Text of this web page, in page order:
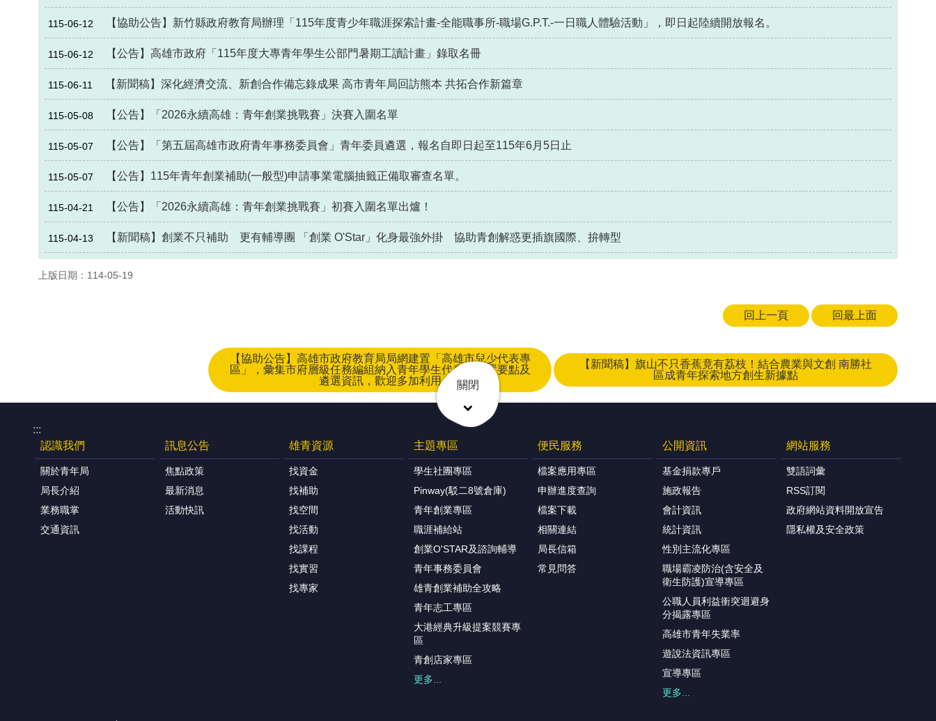
115-06-12 【協助公告】新竹縣政府教育局辦理「115年度青少年職涯探索計畫-全能職事所-職場G.P.T.-一日職人體驗活動」，即日起陸續開放報名。
115-06-12 【公告】高雄市政府「115年度大專青年學生公部門暑期工讀計畫」錄取名冊
115-06-11 【新聞稿】深化經濟交流、新創合作備忘錄成果 高市青年局回訪熊本 共拓合作新篇章
115-05-08 【公告】「2026永續高雄：青年創業挑戰賽」決賽入圍名單
115-05-07 【公告】「第五屆高雄市政府青年事務委員會」青年委員遴選，報名自即日起至115年6月5日止
115-05-07 【公告】115年青年創業補助(一般型)申請事業電腦抽籤正備取審查名單。
115-04-21 【公告】「2026永續高雄：青年創業挑戰賽」初賽入圍名單出爐！
115-04-13 【新聞稿】創業不只補助 更有輔導團 「創業 O'Star」化身最強外掛 協助青創解惑更插旗國際、拚轉型
上版日期：114-05-19
回上一頁 回最上面
【協助公告】高雄市政府教育局局網建置「高雄市兒少代表專
區」，彙集市府層級任務編組納入青年學生代表之設置要點及
遴選資訊，歡迎多加利用
【新聞稿】旗山不只香蕉竟有荔枝！結合農業與文創 南勝社
區成青年探索地方創生新據點
關閉
:::
認識我們
關於青年局
局長介紹
業務職掌
交通資訊
訊息公告
焦點政策
最新消息
活動快訊
雄青資源
找資金
找補助
找空間
找活動
找課程
找實習
找專家
主題專區
學生社團專區
Pinway(駁二8號倉庫)
青年創業專區
職涯補給站
創業O'STAR及諮詢輔導
青年事務委員會
雄青創業補助全攻略
青年志工專區
大港經典升級提案競賽專
區
青創店家專區
更多...
便民服務
檔案應用專區
申辦進度查詢
檔案下載
相關連結
局長信箱
常見問答
公開資訊
基金捐款專戶
施政報告
會計資訊
統計資訊
性別主流化專區
職場霸凌防治(含安全及
衛生防護)宣導專區
公職人員利益衝突迴避身
分揭露專區
高雄市青年失業率
遊說法資訊專區
宣導專區
更多...
網站服務
雙語詞彙
RSS訂閱
政府網站資料開放宣告
隱私權及安全政策